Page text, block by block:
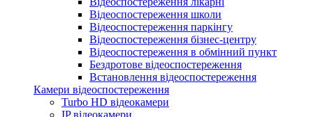
Відеоспостереження школи
Відеоспостереження паркінгу
Відеоспостереження бізнес-центру
Відеоспостереження в обмінний пункт
Бездротове відеоспостереження
Встановлення відеоспостереження
Камери відеоспостереження
Turbo HD відеокамери
IP відеокамери